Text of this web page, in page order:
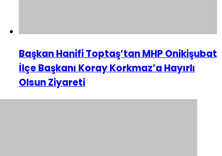
Başkan Hanifi Toptaş’tan MHP Onikişubat
İlçe Başkanı Koray Korkmaz’a Hayırlı
Olsun Ziyareti